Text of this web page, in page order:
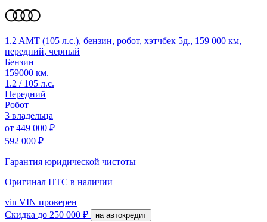
1.2 AMT (105 л.с.), бензин, робот, хэтчбек 5д., 159 000 км,
передний, черный
Бензин
159000 км.
1.2 / 105 л.с.
Передний
Робот
3 владельца
от 449 000 ₽
592 000 ₽
Гарантия юридической чистоты
Оригинал ПТС в наличии
vin VIN проверен
Скидка до 250 000 ₽ на автокредит